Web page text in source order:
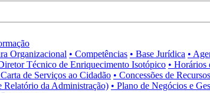
Organizacional • Competências • Base Jurídica •
Técnico de Enriquecimento Isotópico • Horários
Carta de Serviços ao Cidadão • Concessões de
Relatório da Administração) • Plano de Negócios e